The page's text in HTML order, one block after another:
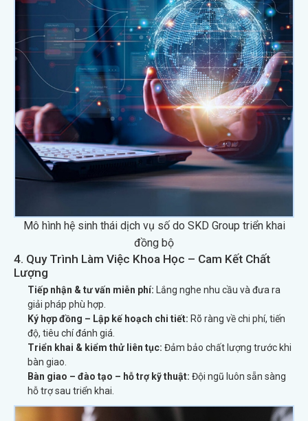
Mô hình hệ sinh thái dịch vụ số do SKD Group triển khai
đồng bộ
4. Quy Trình Làm Việc Khoa Học – Cam Kết Chất
Lượng
Tiếp nhận & tư vấn miễn phí: Lắng nghe nhu cầu và đưa ra
giải pháp phù hợp.
Ký hợp đồng – Lập kế hoạch chi tiết: Rõ ràng về chi phí, tiến
độ, tiêu chí đánh giá.
Triển khai & kiểm thử liên tục: Đảm bảo chất lượng trước khi
bàn giao.
Bàn giao – đào tạo – hỗ trợ kỹ thuật: Đội ngũ luôn sẵn sàng
hỗ trợ sau triển khai.